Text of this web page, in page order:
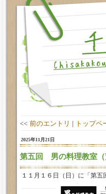
<<前のエントリ | トップペ
2025年11月21日
第五回 男の料理教室（
１１月１６日（日）に「第